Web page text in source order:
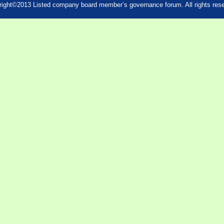
Listed company board member’s governance forum. All rights